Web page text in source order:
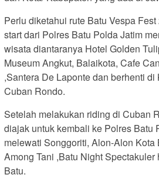
Perlu diketahui rute Batu Vespa
start dari Polres Batu Polda Jatim
wisata diantaranya Hotel Golden
Museum Angkut, Balaikota, Cafe
,Santera De Laponte dan berhenti
Cuban Rondo.
Setelah melakukan riding di Cuban
diajak untuk kembali ke Polres Batu
melewati Songgoriti, Alon-Alon Kota
Among Tani ,Batu Night
Batu.